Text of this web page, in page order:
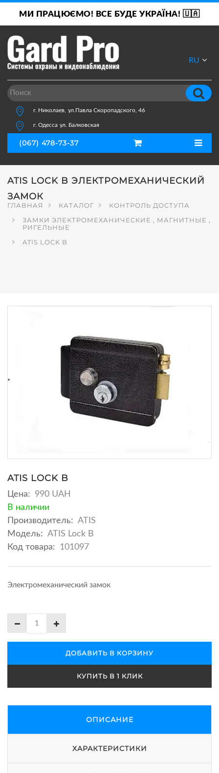
МИ ПРАЦЮЄМО! ВСЕ БУДЕ УКРАЇНА! 🇺🇦
г. Николаев, ул.Павла Скоропадского, 46
г. Одесса ул. Балковская
RU
UA
(067) 478-73-37
ATIS LOCK B ЭЛЕКТРОМЕХАНИЧЕСКИЙ
ЗАМОК
ГЛАВНАЯ КАТАЛОГ
КОНТРОЛЬ ДОСТУПА
ЗАМКИ ЭЛЕКТРОМЕХАНИЧЕСКИЕ , МАГНИТНЫЕ ,
РИГЕЛЬНЫЕ
ATIS LOCK B
ATIS LOCK B
Цена:
990 UAH
В наличии
Производитель: ATIS
Модель: ATIS Lock B
Код товара:
101097
Электромеханический замок
ДОБАВИТЬ В КОРЗИНУ
КУПИТЬ В 1 КЛИК
ОПИСАНИЕ
ХАРАКТЕРИСТИКИ